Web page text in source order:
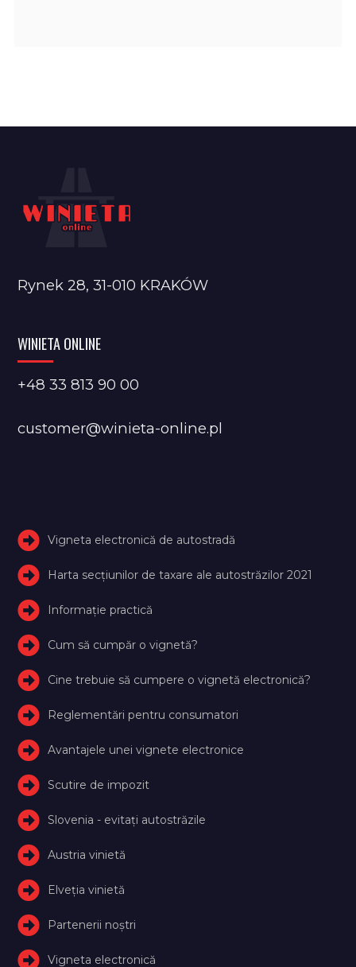
Rynek 28, 31-010 KRAKÓW
WINIETA ONLINE
+48 33 813 90 00
customer@winieta-online.pl
Vigneta electronică de autostradă
Harta secțiunilor de taxare ale autostrăzilor 2021
Informație practică
Cum să cumpăr o vignetă?
Cine trebuie să cumpere o vignetă electronică?
Reglementări pentru consumatori
Avantajele unei vignete electronice
Scutire de impozit
Slovenia - evitați autostrăzile
Austria vinietă
Elveţia vinietă
Partenerii noștri
Vigneta electronică